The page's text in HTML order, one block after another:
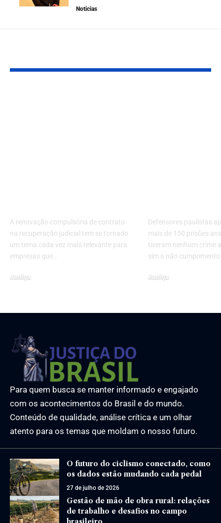
Noticias
A renovação compulsória de contrato
na recuperação judicial tem se tornado
um tema cada vez mais relevante para
empresas que…
Justiça
Defensores paulistas
mais de 150 prisões
tiveram nenhum crime
sim o não
Justiça
Para quem busca se manter informado e engajado
com os acontecimentos do Brasil e do mundo.
Conteúdo de qualidade, análise crítica e um olhar
atento para os temas que moldam o nosso futuro.
O futuro do ciclismo conectado, como
os dados estão mudando cada pedal
27 de julho de 2026
Gestão de mão de obra rural: relações
de trabalho e desafios no campo